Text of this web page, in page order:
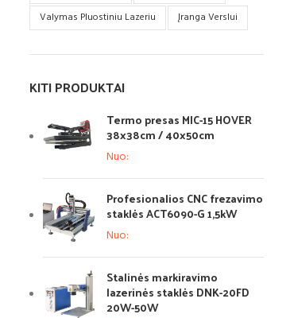
Valymas Pluostiniu Lazeriu
Įranga Verslui
KITI PRODUKTAI
Termo presas MIC-15 HOVER
38x38cm / 40x50cm
Nuo:
Profesionalios CNC frezavimo
staklės ACT6090-G 1,5kW
Nuo:
Stalinės markiravimo
lazerinės staklės DNK-20FD
20W-50W